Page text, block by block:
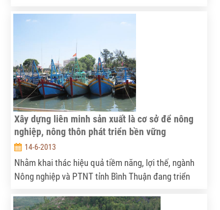
định đây là nhiệm vụ của toàn hệ thống chính trị, vì
XDNTM do Chủ tịch UBND xã làm trưởng ban, Phó
chủ tịch UBND xã làm phó ban, thành viên là các
trưởng ban, ngành đoàn thể, nông dân tiêu biểu, có
uy tín trong xã.
Xây dựng liên minh sản xuất là cơ sở để nông
nghiệp, nông thôn phát triển bền vững
14-6-2013
Nhằm khai thác hiệu quả tiềm năng, lợi thế, ngành
Nông nghiệp và PTNT tỉnh Bình Thuận đang triển
từng bước nâng cao chất lượng các loại nông sản.